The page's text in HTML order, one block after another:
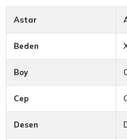
Astar
Beden
Boy
Cep
Desen